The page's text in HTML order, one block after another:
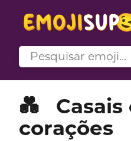
💑
Casais
corações